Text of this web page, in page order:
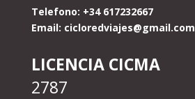
Telefono: +34 617232667
Email: cicloredviajes@gmail.com
LICENCIA CICMA
2787